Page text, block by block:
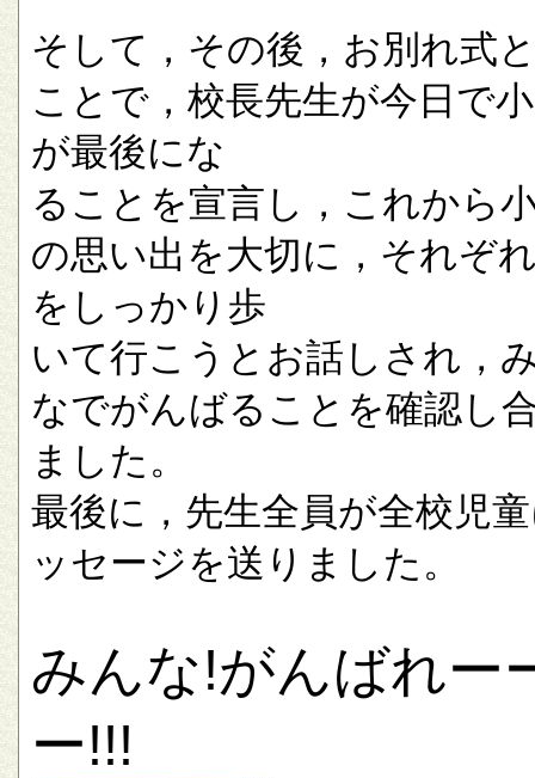
そして，その後，お別れ式
ことで，校長先生が今日で
が最後にな
ることを宣言し，これから
の思い出を大切に，それぞ
をしっかり歩
いて行こうとお話しされ，
なでがんばることを確認し
ました。
最後に，先生全員が全校児
ッセージを送りました。
みんな!がんばれー
ー!!!